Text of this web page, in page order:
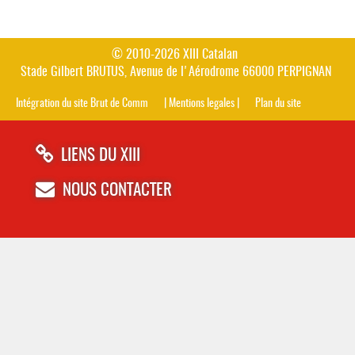
© 2010-2026 XIII Catalan
Stade Gilbert BRUTUS, Avenue de l'Aérodrome 66000 PERPIGNAN
Intégration du site Brut de Comm | Mentions legales | Plan du site
LIENS DU XIII
NOUS CONTACTER